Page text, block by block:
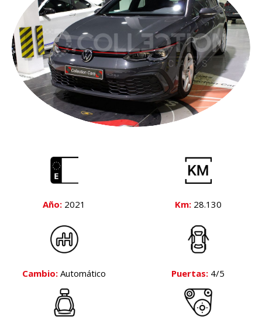
Año: 2021 Km: 28.130
Cambio: Automático Puertas: 4/5